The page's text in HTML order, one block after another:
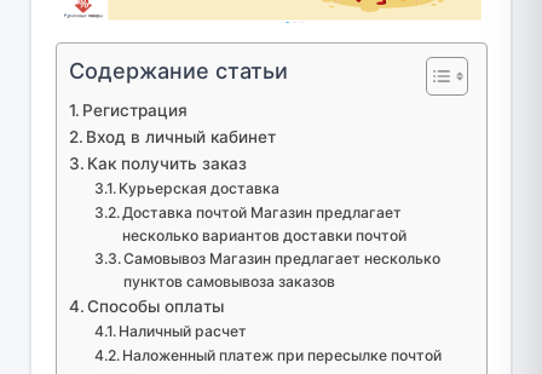
Содержание статьи
Регистрация
Вход в личный кабинет
Как получить заказ
Курьерская доставка
Доставка почтой Магазин предлагает
несколько вариантов доставки почтой
Самовывоз Магазин предлагает несколько
пунктов самовывоза заказов
Способы оплаты
Наличный расчет
Наложенный платеж при пересылке почтой